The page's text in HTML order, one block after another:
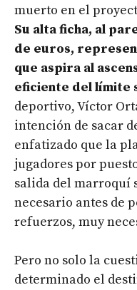
muerto en el
Su alta ficha, al
de euros,
que aspira al
eficiente del límite
deportivo, Víctor
intención de sacar
enfatizado que la
jugadores por
salida del marroquí
necesario antes de
refuerzos, muy
Pero no solo la
determinado el